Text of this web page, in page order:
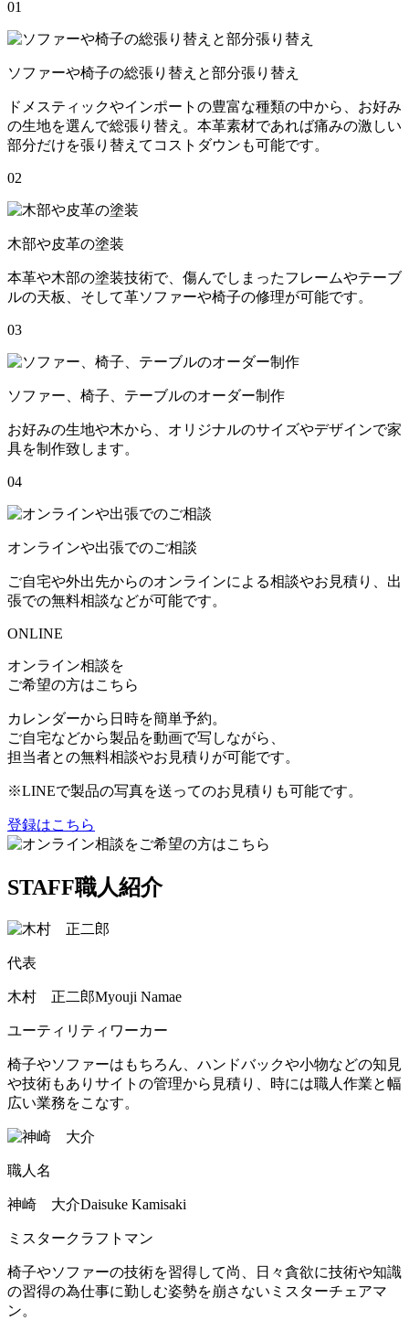
01
ソファーや椅子の総張り替えと部分張り替え
ドメスティックやインポートの豊富な種類の中から、お好み
の生地を選んで総張り替え。本革素材であれば痛みの激しい
部分だけを張り替えてコストダウンも可能です。
02
木部や皮革の塗装
本革や木部の塗装技術で、傷んでしまったフレームやテーブ
ルの天板、そして革ソファーや椅子の修理が可能です。
03
ソファー、椅子、テーブルのオーダー制作
お好みの生地や木から、オリジナルのサイズやデザインで家
具を制作致します。
04
オンラインや出張でのご相談
ご自宅や外出先からのオンラインによる相談やお見積り、出
張での無料相談などが可能です。
ONLINE
オンライン相談を
ご希望の方はこちら
カレンダーから日時を簡単予約。
ご自宅などから製品を動画で写しながら、
担当者との無料相談やお見積りが可能です。
※LINEで製品の写真を送ってのお見積りも可能です。
登録はこちら
STAFF職人紹介
代表
木村 正二郎Myouji Namae
ユーティリティワーカー
椅子やソファーはもちろん、ハンドバックや小物などの知見
や技術もありサイトの管理から見積り、時には職人作業と幅
広い業務をこなす。
職人名
神崎 大介Daisuke Kamisaki
ミスタークラフトマン
椅子やソファーの技術を習得して尚、日々貪欲に技術や知識
の習得の為仕事に勤しむ姿勢を崩さないミスターチェアマ
ン。